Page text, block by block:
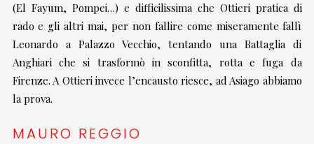
(El Fayum, Pompei…) e difficilissima che Ottieri pratica di
rado e gli altri mai, per non fallire come miseramente fallì
Leonardo a Palazzo Vecchio, tentando una Battaglia di
Anghiari che si trasformò in sconfitta, rotta e fuga da
Firenze. A Ottieri invece l’encausto riesce, ad Asiago abbiamo
la prova.
MAURO REGGIO